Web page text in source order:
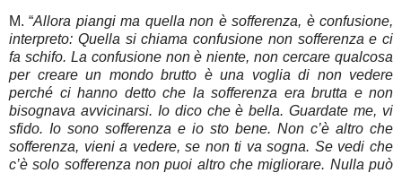
M. “Allora piangi ma quella non è sofferenza, è confusione,
interpreto: Quella si chiama confusione non sofferenza e ci
fa schifo. La confusione non è niente, non cercare qualcosa
per creare un mondo brutto è una voglia di non vedere
perché ci hanno detto che la sofferenza era brutta e non
bisognava avvicinarsi. Io dico che è bella. Guardate me, vi
sfido. Io sono sofferenza e io sto bene. Non c’è altro che
sofferenza, vieni a vedere, se non ti va sogna. Se vedi che
c’è solo sofferenza non puoi altro che migliorare. Nulla può